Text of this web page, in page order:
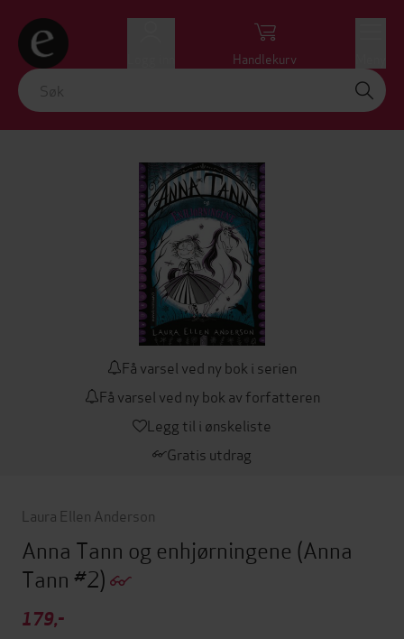
Handlekurv
Få varsel ved ny bok i serien
Få varsel ved ny bok av forfatteren
Legg til i ønskeliste
Gratis utdrag
Laura Ellen Anderson
Anna Tann og enhjørningene (Anna
Tann #2)
179,-